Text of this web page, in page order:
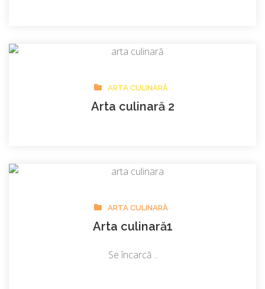
ARTA CULINARĂ
Arta culinară 2
ARTA CULINARĂ
Arta culinară1
Se încarcă ..